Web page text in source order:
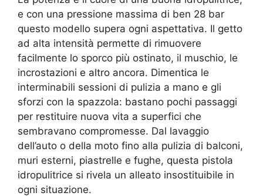
e con una pressione massima di ben 28 bar
questo modello supera ogni aspettativa. Il getto
ad alta intensità permette di rimuovere
facilmente lo sporco più ostinato, il muschio, le
incrostazioni e altro ancora. Dimentica le
interminabili sessioni di pulizia a mano e gli
sforzi con la spazzola: bastano pochi passaggi
per restituire nuova vita a superfici che
sembravano compromesse. Dal lavaggio
dell’auto o della moto fino alla pulizia di balconi,
muri esterni, piastrelle e fughe, questa pistola
idropulitrice si rivela un alleato insostituibile in
ogni situazione.